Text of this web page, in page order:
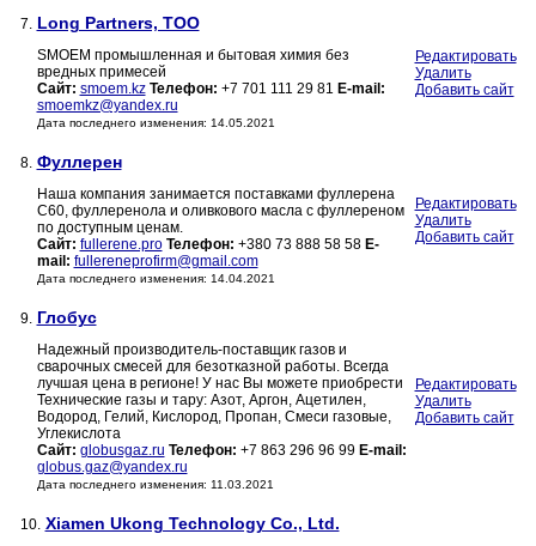
7. Long Partners, ТОО
SMOEM промышленная и бытовая химия без
вредных примесей
Сайт: smoem.kz Телефон: +7 701 111 29 81 E-mail:
smoemkz@yandex.ru
Дата последнего изменения: 14.05.2021
Редактировать
Удалить
Добавить сайт
8. Фуллерен
Наша компания занимается поставками фуллерена
С60, фуллеренола и оливкового масла с фуллереном
по доступным ценам.
Сайт: fullerene.pro Телефон: +380 73 888 58 58 E-
mail: fullereneprofirm@gmail.com
Дата последнего изменения: 14.04.2021
Редактировать
Удалить
Добавить сайт
9. Глобус
Надежный производитель-поставщик газов и
сварочных смесей для безотказной работы. Всегда
лучшая цена в регионе! У нас Вы можете приобрести
Технические газы и тару: Азот, Аргон, Ацетилен,
Водород, Гелий, Кислород, Пропан, Смеси газовые,
Углекислота
Сайт: globusgaz.ru Телефон: +7 863 296 96 99 E-mail:
globus.gaz@yandex.ru
Дата последнего изменения: 11.03.2021
Редактировать
Удалить
Добавить сайт
10. Xiamen Ukong Technology Co., Ltd.